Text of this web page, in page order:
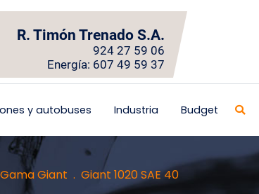
R. Timón Trenado S.A.
924 27 59 06
Energía: 607 49 59 37
y autobuses Industria Budget
Gama Giant Giant 1020 SAE 40